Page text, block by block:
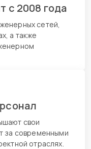
с 2008 года
сетей,
а также
свои
за современными
отраслях.